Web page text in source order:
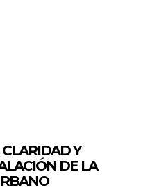
Y
DE LA